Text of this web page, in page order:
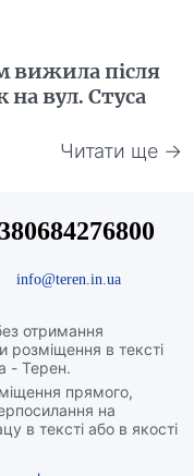
вижила після
вул. Стуса
Читати ще →
отримання
розміщення в тексті
- Терен.
прямого,
на
в тексті або в якості
info@teren.in.ua